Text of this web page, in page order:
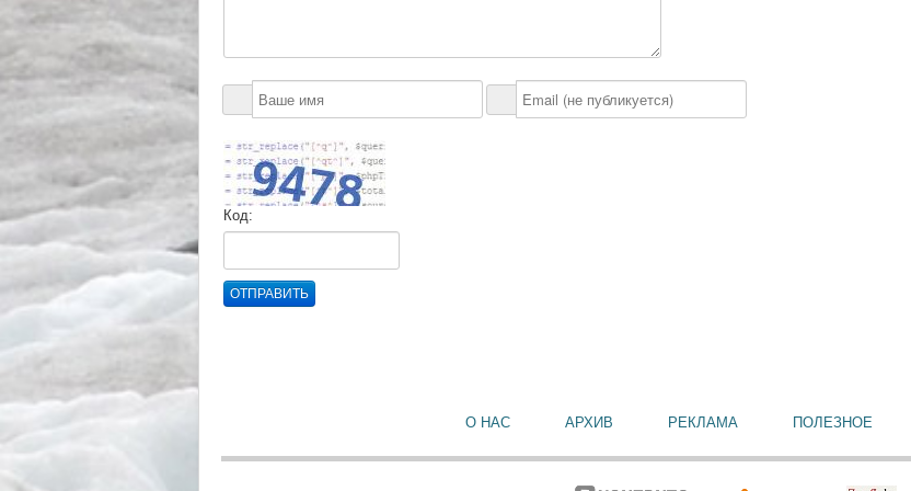
Код:
ОТПРАВИТЬ
О НАС АРХИВ РЕКЛАМА ПОЛЕЗНОЕ